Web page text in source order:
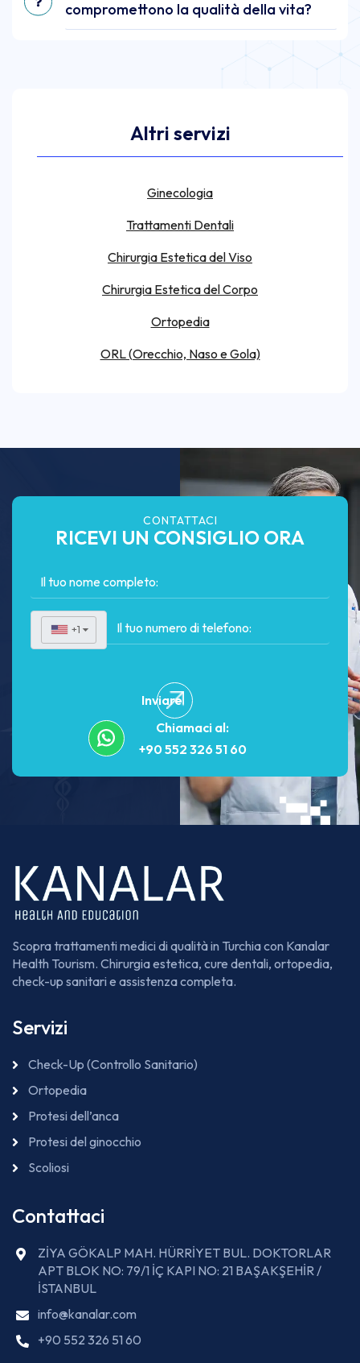
compromettono la qualità della vita?
Altri servizi
Ginecologia
Trattamenti Dentali
Chirurgia Estetica del Viso
Chirurgia Estetica del Corpo
Ortopedia
ORL (Orecchio, Naso e Gola)
CONTATTACI
RICEVI UN CONSIGLIO ORA
+1 ▼
Inviare
Chiamaci al:
+90 552 326 51 60
Scopra trattamenti medici di qualità in Turchia con Kanalar
Health Tourism. Chirurgia estetica, cure dentali, ortopedia,
check-up sanitari e assistenza completa.
Servizi
Check-Up (Controllo Sanitario)
Ortopedia
Protesi dell’anca
Protesi del ginocchio
Scoliosi
Contattaci
ZİYA GÖKALP MAH. HÜRRİYET BUL. DOKTORLAR
APT BLOK NO: 79/1 İÇ KAPI NO: 21 BAŞAKŞEHİR /
İSTANBUL
info@kanalar.com
+90 552 326 51 60